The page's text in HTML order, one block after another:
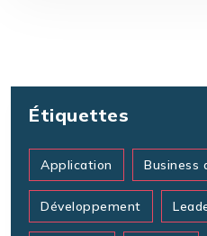
Étiquettes
Application Business
Développement